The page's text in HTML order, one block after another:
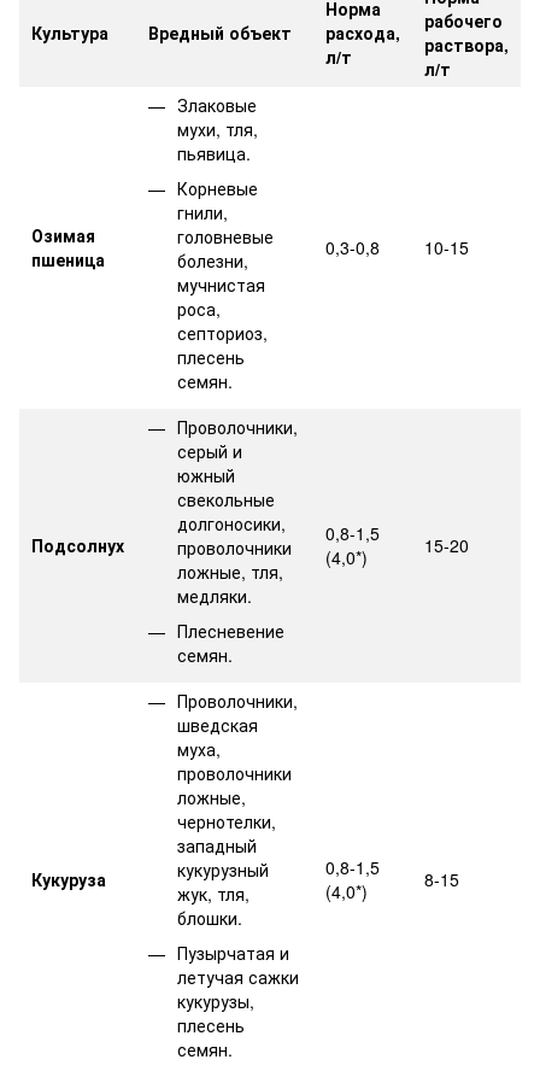
Культура Вредный объект
Норма
расхода,
л/т
рабочего
раствора,
л/т
Озимая
пшеница
Злаковые
мухи, тля,
пьявица.
Корневые
гнили,
головневые
болезни,
мучнистая
роса,
септориоз,
плесень
семян.
0,3-0,8 10-15
Подсолнух
Проволочники,
серый и
южный
свекольные
долгоносики,
проволочники
ложные, тля,
медляки.
Плесневение
семян.
0,8-1,5
(4,0*)
15-20
Кукуруза
Проволочники,
шведская
муха,
проволочники
ложные,
чернотелки,
западный
кукурузный
жук, тля,
блошки.
Пузырчатая и
летучая сажки
кукурузы,
плесень
семян.
0,8-1,5
(4,0*)
8-15